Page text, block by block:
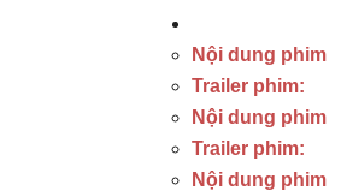
Nội dung phim
Trailer phim:
Nội dung phim
Trailer phim:
Nội dung phim